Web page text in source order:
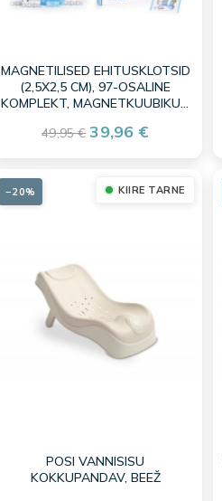
MAGNETILISED EHITUSKLOTSID
(2,5X2,5 CM), 97-OSALINE
KOMPLEKT, MAGNETKUUBIKUD
49,95 € 39,96 €
KIIRE TARNE
POSI VANNISISU
KOKKUPANDAV, BEEŽ
−20%